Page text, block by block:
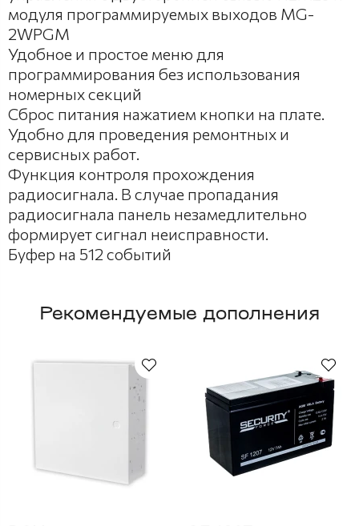
модуля программируемых выходов MG-
2WPGM
Удобное и простое меню для
программирования без использования
номерных секций
Сброс питания нажатием кнопки на плате.
Удобно для проведения ремонтных и
сервисных работ.
Функция контроля прохождения
радиосигнала. В случае пропадания
радиосигнала панель незамедлительно
формирует сигнал неисправности.
Буфер на 512 событий
Рекомендуемые дополнения